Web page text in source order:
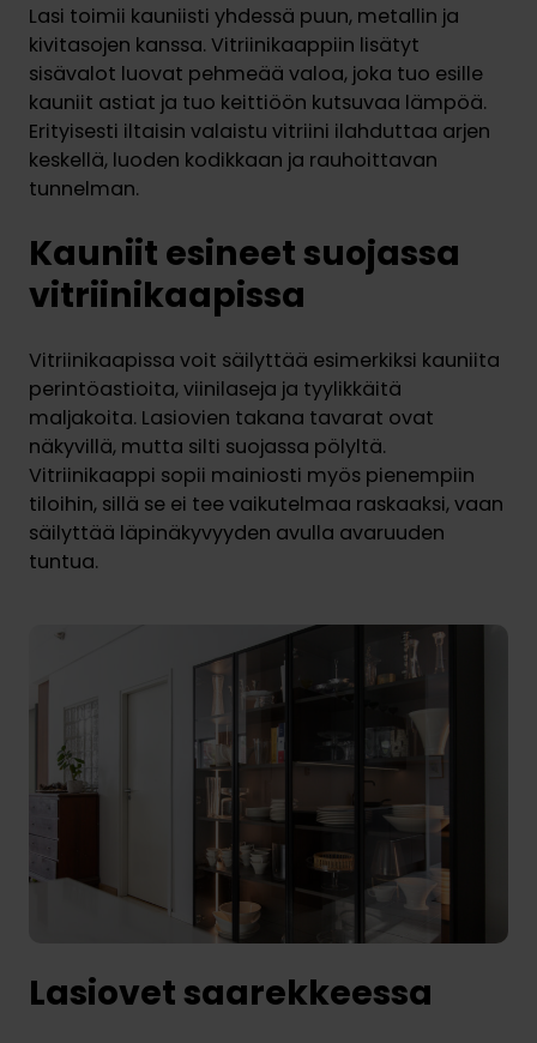
Lasi toimii kauniisti yhdessä puun, metallin ja
kivitasojen kanssa. Vitriinikaappiin lisätyt
sisävalot luovat pehmeää valoa, joka tuo esille
kauniit astiat ja tuo keittiöön kutsuvaa lämpöä.
Erityisesti iltaisin valaistu vitriini ilahduttaa arjen
keskellä, luoden kodikkaan ja rauhoittavan
tunnelman.
Kauniit esineet suojassa
vitriinikaapissa
Vitriinikaapissa voit säilyttää esimerkiksi kauniita
perintöastioita, viinilaseja ja tyylikkäitä
maljakoita. Lasiovien takana tavarat ovat
näkyvillä, mutta silti suojassa pölyltä.
Vitriinikaappi sopii mainiosti myös pienempiin
tiloihin, sillä se ei tee vaikutelmaa raskaaksi, vaan
säilyttää läpinäkyvyyden avulla avaruuden
tuntua.
Lasiovet saarekkeessa